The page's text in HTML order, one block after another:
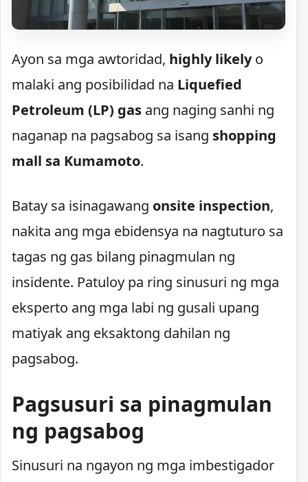
Ayon sa mga awtoridad, highly likelyo
malaki ang posibilidad na Liquefied
Petroleum (LP) gas ang naging sanhi ng
naganap na pagsabog sa isang shopping
mall sa Kumamoto.
Batay sa isinagawang onsite inspection,
nakita ang mga ebidensya na nagtuturo sa
tagas ng gas bilang pinagmulan ng
insidente. Patuloy pa ring sinusuri ng mga
eksperto ang mga labi ng gusali upang
matiyak ang eksaktong dahilan ng
pagsabog.
Pagsusuri sa pinagmulan
ng pagsabog
Sinusuri na ngayon ng mga imbestigador